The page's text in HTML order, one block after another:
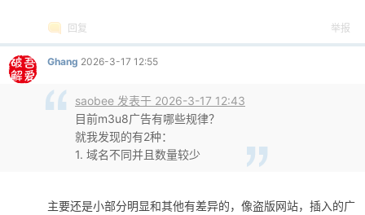
回复 举报
Ghang 2026-3-17 12:55
saobee 发表于 2026-3-17 12:43
目前m3u8广告有哪些规律？
就我发现的有2种：
1. 域名不同并且数量较少
主要还是小部分明显和其他有差异的，像盗版网站，插入的广